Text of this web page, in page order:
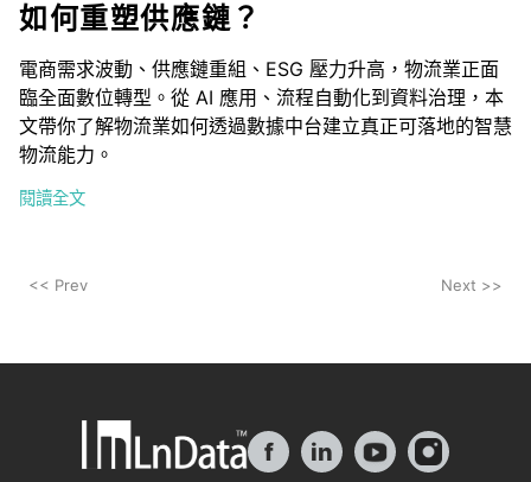
如何重塑供應鏈？
電商需求波動、供應鏈重組、ESG 壓力升高，物流業正面
臨全面數位轉型。從 AI 應用、流程自動化到資料治理，本
文帶你了解物流業如何透過數據中台建立真正可落地的智慧
物流能力。
閱讀全文
<< Prev Next >>
f in